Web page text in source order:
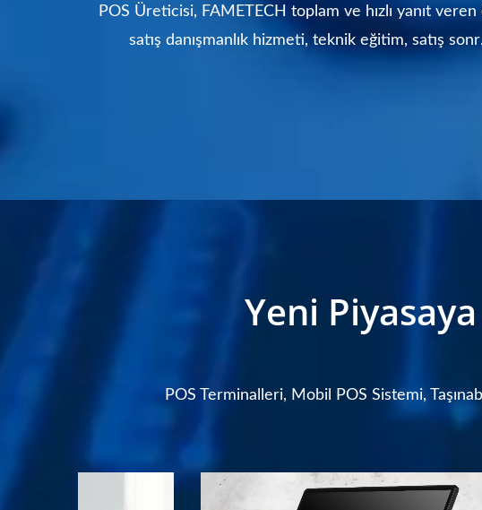
POS Üreticisi, FAMETECH toplam ve hızlı yanıt veren
satış danışmanlık hizmeti, teknik eğitim, satış
Yeni
POS Terminalleri, Mobil POS Sistemi,